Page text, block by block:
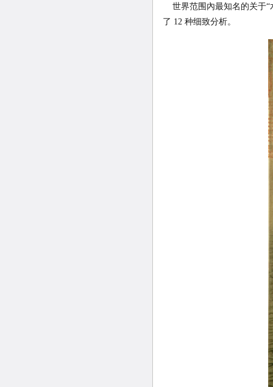
世界范围內最知名的关于“
了 12 种细致分析。